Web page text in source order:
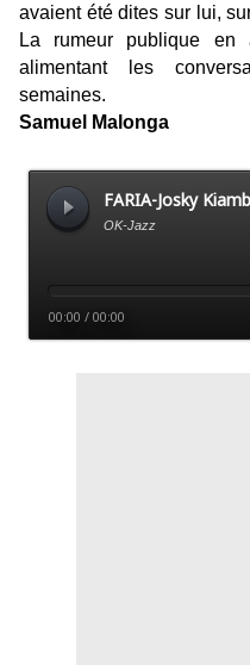
avaient été dites sur lui,
La rumeur publique
alimentant les
semaines.
Samuel Malonga